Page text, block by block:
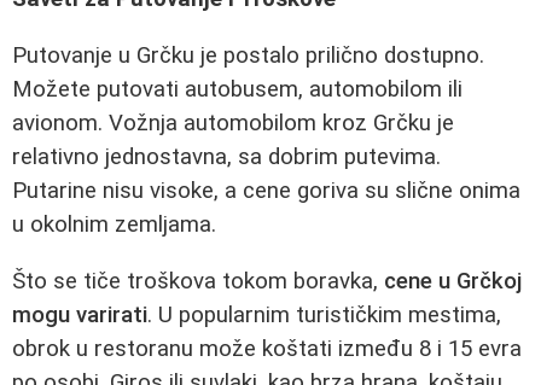
Putovanje u Grčku je postalo prilično dostupno.
Možete putovati autobusem, automobilom ili
avionom. Vožnja automobilom kroz Grčku je
relativno jednostavna, sa dobrim putevima.
Putarine nisu visoke, a cene goriva su slične onima
u okolnim zemljama.
Što se tiče troškova tokom boravka, cene u Grčkoj
mogu varirati. U popularnim turističkim mestima,
obrok u restoranu može koštati između 8 i 15 evra